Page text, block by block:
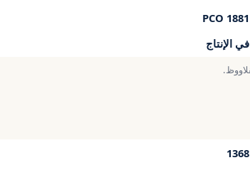
PCO 1881
في الإنتاج
1368